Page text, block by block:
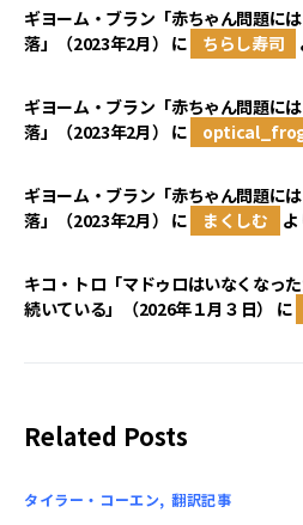
ギヨーム・ブラン「赤ちゃん問題に
落」（2023年2月） に ちらし寿司
ギヨーム・ブラン「赤ちゃん問題に
落」（2023年2月） に
ギヨーム・ブラン「赤ちゃん問題に
落」（2023年2月） に まくしむ よ
キコ・トロ「マドゥロはいなくなっ
続いている」（2026年１月３日）
に
Related Posts
タイラー・コーエン 翻訳記事